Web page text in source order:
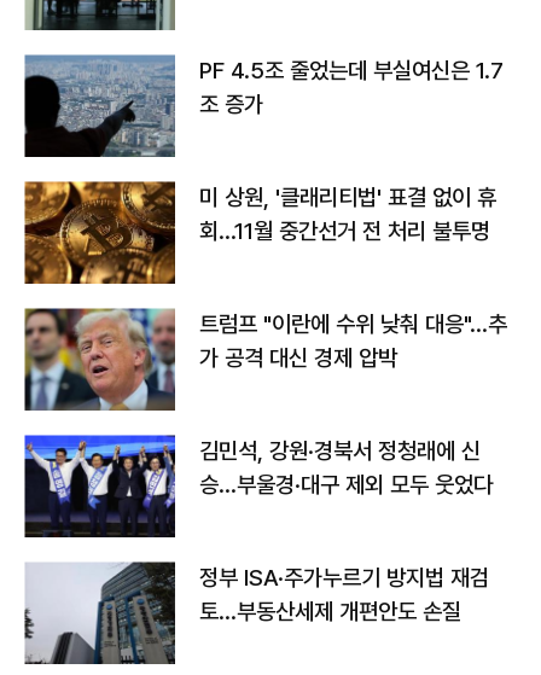
PF 4.5조 줄었는데 부실여신은 1.7
조 증가
미 상원, '클래리티법' 표결 없이 휴
회…11월 중간선거 전 처리 불투명
트럼프 "이란에 수위 낮춰 대응"…추
가 공격 대신 경제 압박
김민석, 강원·경북서 정청래에 신
승…부울경·대구 제외 모두 웃었다
정부 ISA·주가누르기 방지법 재검
토…부동산세제 개편안도 손질